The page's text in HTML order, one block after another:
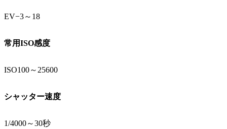
EV−3～18
常用ISO感度
ISO100～25600
シャッター速度
1/4000～30秒